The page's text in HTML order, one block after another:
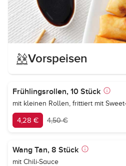
Vorspeisen
Frühlingsrollen, 10 Stück
mit kleinen Rollen, frittiert mit
4,28 € 4,50 €
Wang Tan, 8 Stück
mit Chili-Sauce